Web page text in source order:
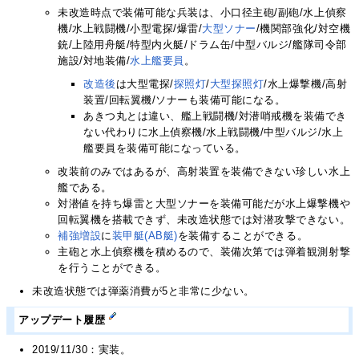
未改造時点で装備可能な兵装は、小口径主砲/副砲/水上偵察
機/水上戦闘機/小型電探/爆雷/大型ソナー/機関部強化/対空機
銃/上陸用舟艇/特型内火艇/ドラム缶/中型バルジ/艦隊司令部
施設/対地装備/水上艦要員 。
改造後 は大型電探/探照灯/大型探照灯/水上爆撃機/高射
装置/回転翼機/ソナーも装備可能になる。
あきつ丸とは違い、艦上戦闘機/対潜哨戒機を装備でき
ない代わりに水上偵察機/水上戦闘機/中型バルジ/水上
艦要員を装備可能になっている。
改装前のみではあるが、高射装置を装備できない珍しい水上
艦である。
対潜値を持ち爆雷と大型ソナーを装備可能だが水上爆撃機や
回転翼機を搭載できず、未改造状態では対潜攻撃できない。
補強増設に装甲艇(AB艇)を装備することができる。
主砲と水上偵察機を積めるので、装備次第では弾着観測射撃
を行うことができる。
未改造状態では弾薬消費が5と非常に少ない。
アップデート履歴
2019/11/30：実装。